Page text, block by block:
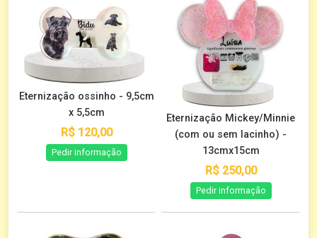
Eternização ossinho - 9,5cm
x 5,5cm
R$ 120,00
Pedir informação
Eternização Mickey/Minnie
(com ou sem lacinho) -
13cmx15cm
R$ 250,00
Pedir informação